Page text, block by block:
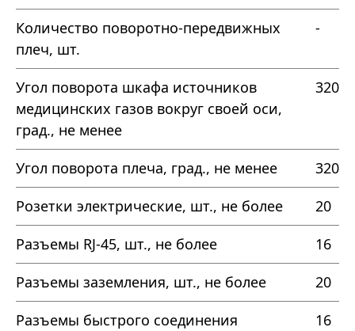
Количество поворотно-передвижных
плеч, шт.
-
Угол поворота шкафа источников
медицинских газов вокруг своей оси,
град., не менее
320
Угол поворота плеча, град., не менее
320
Розетки электрические, шт., не более
20
Разъемы RJ-45, шт., не более
16
Разъемы заземления, шт., не более
20
Разъемы быстрого соединения
16